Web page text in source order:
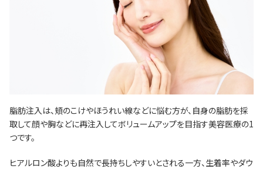
脂肪注入は、頬のこけやほうれい線などに悩む方が、自身の脂肪を採
取して顔や胸などに再注入してボリュームアップを目指す美容医療の1
つです。
ヒアルロン酸よりも自然で長持ちしやすいとされる一方、生着率やダウ